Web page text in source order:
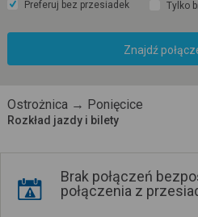
Preferuj bez przesiadek Tylko
Znajdź
Ostrożnica → Ponięcice
Rozkład jazdy i bilety
Brak połączeń
połączenia z